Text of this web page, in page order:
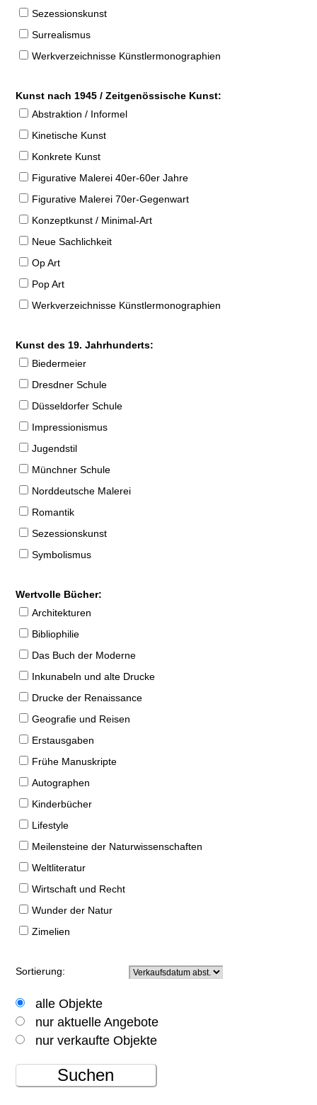
Sezessionskunst
Surrealismus
Werkverzeichnisse Künstlermonographien
Kunst nach 1945 / Zeitgenössische Kunst:
Abstraktion / Informel
Kinetische Kunst
Konkrete Kunst
Figurative Malerei 40er-60er Jahre
Figurative Malerei 70er-Gegenwart
Konzeptkunst / Minimal-Art
Neue Sachlichkeit
Op Art
Pop Art
Werkverzeichnisse Künstlermonographien
Kunst des 19. Jahrhunderts:
Biedermeier
Dresdner Schule
Düsseldorfer Schule
Impressionismus
Jugendstil
Münchner Schule
Norddeutsche Malerei
Romantik
Sezessionskunst
Symbolismus
Wertvolle Bücher:
Architekturen
Bibliophilie
Das Buch der Moderne
Inkunabeln und alte Drucke
Drucke der Renaissance
Geografie und Reisen
Erstausgaben
Frühe Manuskripte
Autographen
Kinderbücher
Lifestyle
Meilensteine der Naturwissenschaften
Weltliteratur
Wirtschaft und Recht
Wunder der Natur
Zimelien
Sortierung:
alle Objekte
nur aktuelle Angebote
nur verkaufte Objekte
Suchen